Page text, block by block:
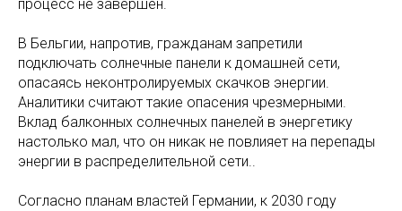
процесс не завершён.
В Бельгии, напротив, гражданам запретили
подключать солнечные панели к домашней сети,
опасаясь неконтролируемых скачков энергии.
Аналитики считают такие опасения чрезмерными.
Вклад балконных солнечных панелей в энергетику
настолько мал, что он никак не повлияет на перепады
энергии в распределительной сети..
Согласно планам властей Германии, к 2030 году